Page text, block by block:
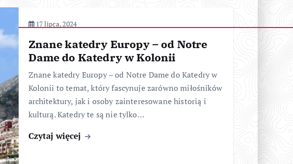
17 lipca, 2024
Znane katedry Europy – od Notre
Dame do Katedry w Kolonii
Znane katedry Europy – od Notre Dame do Katedry w
Kolonii to temat, który fascynuje zarówno miłośników
architektury, jak i osoby zainteresowane historią i
kulturą. Katedry te są nie tylko…
Czytaj więcej